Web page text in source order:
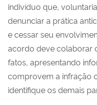
indivíduo que,
denunciar a prática
e cessar seu
acordo deve colaborar
fatos, apresentando
comprovem a infração
identifique os demais